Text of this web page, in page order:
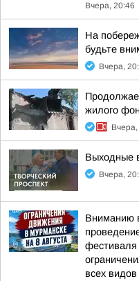
Вчера, 20:46
На
будьте
Вчера,
жилого
Выходные
Вчера,
Вниманию
всех